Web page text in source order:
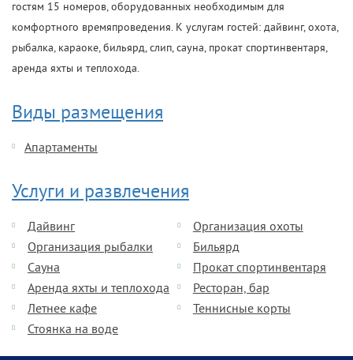
гостям 15 номеров, оборудованных необходимым для
комфортного времяпроведения. К услугам гостей: дайвинг, охота,
рыбалка, караоке, бильярд, слип, сауна, прокат спортинвентаря,
аренда яхты и теплохода.
Виды размещения
Апартаменты
Услуги и развлечения
Дайвинг
Организация охоты
Организация рыбалки
Бильярд
Сауна
Прокат спортинвентаря
Аренда яхты и теплохода
Ресторан, бар
Летнее кафе
Теннисные корты
Стоянка на воде